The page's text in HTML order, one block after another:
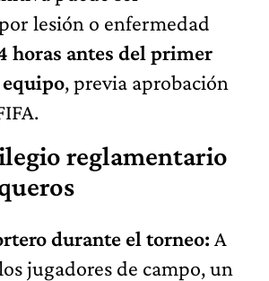
lesión o enfermedad
horas antes del primer
, previa aprobación
reglamentario
durante el torneo: A
jugadores de campo, un